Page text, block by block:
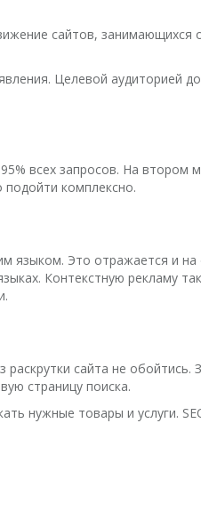
сайтов,
Целевой аудиторией
всех запросов. На втором
комплексно.
языком. Это отражается и на
Контекстную рекламу
сайта не обойтись.
страницу поиска.
нужные товары и услуги.